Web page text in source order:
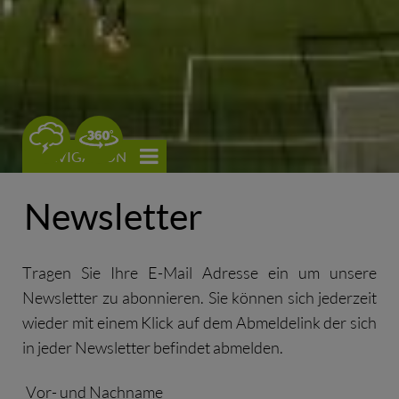
0
NAVIGATION
Newsletter
Tragen Sie Ihre E-Mail Adresse ein um unsere
Newsletter zu abonnieren. Sie können sich jederzeit
wieder mit einem Klick auf dem Abmeldelink der sich
in jeder Newsletter befindet abmelden.
Vor- und Nachname